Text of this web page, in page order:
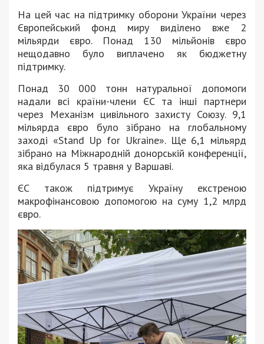
На цей час на підтримку оборони України через
Європейський фонд миру виділено вже 2
мільярди євро. Понад 130 мільйонів євро
нещодавно було виплачено як бюджетну
підтримку.
Понад 30 000 тонн натуральної допомоги
надали всі країни-члени ЄС та інші партнери
через Механізм цивільного захисту Союзу. 9,1
мільярда євро було зібрано на глобальному
заході «Stand Up for Ukraine». Ще 6,1 мільярд
зібрано на Міжнародній донорській конференції,
яка відбулася 5 травня у Варшаві.
ЄС також підтримує Україну екстреною
макрофінансовою допомогою на суму 1,2 млрд
євро.